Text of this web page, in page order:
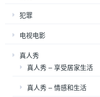
犯罪
电视电影
真人秀
真人秀 – 享受居家生活
真人秀 – 情感和生活